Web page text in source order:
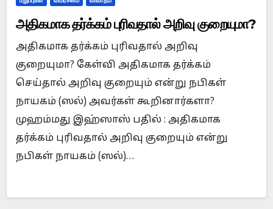
அதிகமாக தர்க்கம் புரிவதால் அறிவு குறையுமா?
அதிகமாக தர்க்கம் புரிவதால் அறிவு
குறையுமா? கேள்வி அதிகமாக தர்க்கம்
செய்தால் அறிவு குறையும் என்று நபிகள்
நாயகம் (ஸல்) அவர்கள் கூறினார்களா?
முஹம்மது இஹ்ஸாஸ் பதில் : அதிகமாக
தர்க்கம் புரிவதால் அறிவு குறையும் என்று
நபிகள் நாயகம் (ஸல்)…